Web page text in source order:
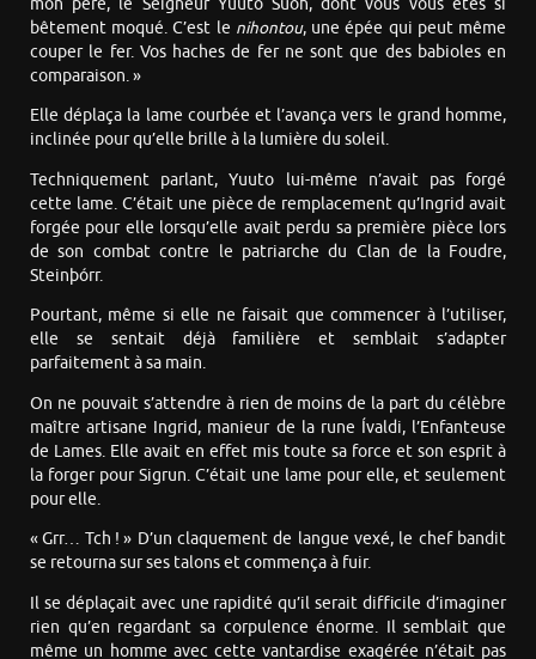
mon père, le Seigneur Yuuto Suoh, dont vous vous êtes si
bêtement moqué. C’est le nihontou, une épée qui peut même
couper le fer. Vos haches de fer ne sont que des babioles en
comparaison. »
Elle déplaça la lame courbée et l’avança vers le grand homme,
inclinée pour qu’elle brille à la lumière du soleil.
Techniquement parlant, Yuuto lui-même n’avait pas forgé
cette lame. C’était une pièce de remplacement qu’Ingrid avait
forgée pour elle lorsqu’elle avait perdu sa première pièce lors
de son combat contre le patriarche du Clan de la Foudre,
Steinþórr.
Pourtant, même si elle ne faisait que commencer à l’utiliser,
elle se sentait déjà familière et semblait s’adapter
parfaitement à sa main.
On ne pouvait s’attendre à rien de moins de la part du célèbre
maître artisane Ingrid, manieur de la rune Ívaldi, l’Enfanteuse
de Lames. Elle avait en effet mis toute sa force et son esprit à
la forger pour Sigrun. C’était une lame pour elle, et seulement
pour elle.
« Grr… Tch ! » D’un claquement de langue vexé, le chef bandit
se retourna sur ses talons et commença à fuir.
Il se déplaçait avec une rapidité qu’il serait difficile d’imaginer
rien qu’en regardant sa corpulence énorme. Il semblait que
même un homme avec cette vantardise exagérée n’était pas